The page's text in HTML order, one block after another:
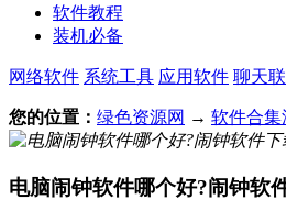
软件教程
装机必备
网络软件 系统工具 应用软件 聊天
您的位置： 绿色资源网 → 软件合集
电脑闹钟软件哪个好?闹钟软